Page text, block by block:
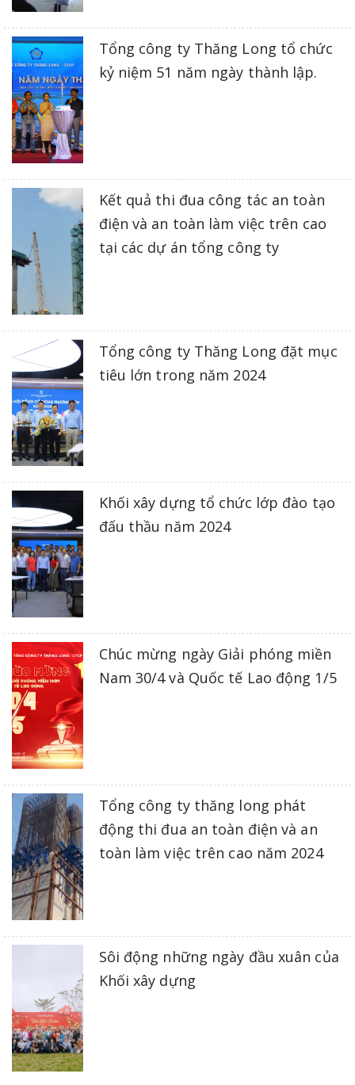
Tổng công ty Thăng Long tổ chức
kỷ niệm 51 năm ngày thành lập.
Kết quả thi đua công tác an toàn
điện và an toàn làm việc trên cao
tại các dự án tổng công ty
Tổng công ty Thăng Long đặt mục
tiêu lớn trong năm 2024
Khối xây dựng tổ chức lớp đào tạo
đấu thầu năm 2024
Chúc mừng ngày Giải phóng miền
Nam 30/4 và Quốc tế Lao động 1/5
Tổng công ty thăng long phát
động thi đua an toàn điện và an
toàn làm việc trên cao năm 2024
Sôi động những ngày đầu xuân của
Khối xây dựng